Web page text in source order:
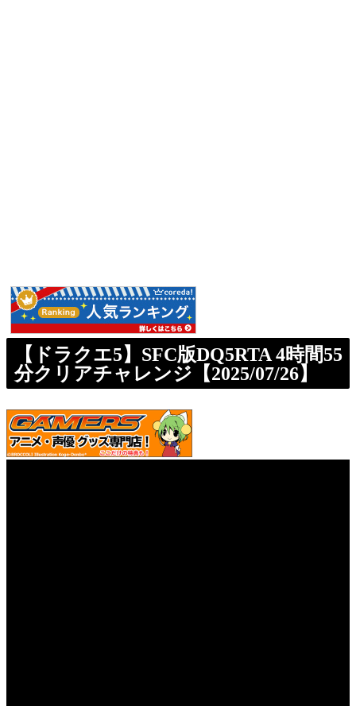
【ドラクエ5】SFC版DQ5RTA 4時間55
分クリアチャレンジ【2025/07/26】